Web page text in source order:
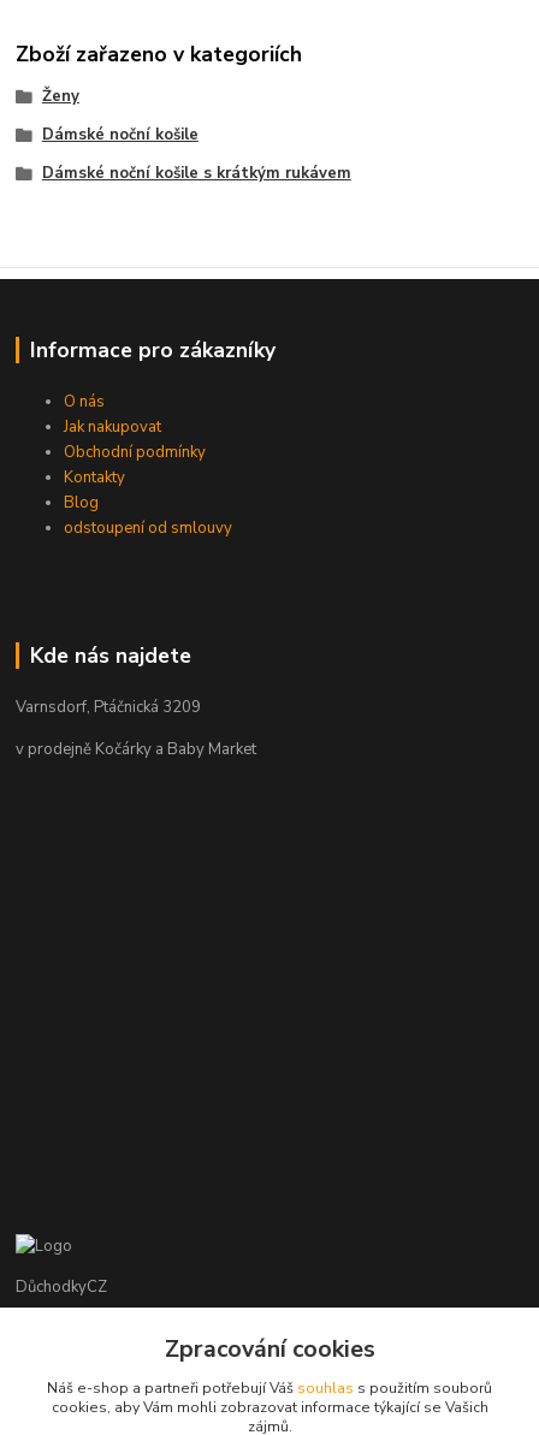
Zboží zařazeno v kategoriích
Ženy
Dámské noční košile
Dámské noční košile s krátkým rukávem
Informace pro zákazníky
O nás
Jak nakupovat
Obchodní podmínky
Kontakty
Blog
odstoupení od smlouvy
Kde nás najdete
Varnsdorf, Ptáčnická 3209
v prodejně Kočárky a Baby Market
DůchodkyCZ
+420 412384749
objednavky@duchodky.cz
Zpracování cookies
Náš e-shop a partneři potřebují Váš souhlas s použitím souborů
cookies, aby Vám mohli zobrazovat informace týkající se Vašich
zájmů.